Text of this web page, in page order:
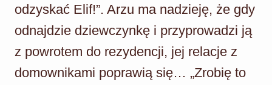
odzyskać Elif!”. Arzu ma nadzieję, że gdy
odnajdzie dziewczynkę i przyprowadzi ją
z powrotem do rezydencji, jej relacje z
domownikami poprawią się… „Zrobię to